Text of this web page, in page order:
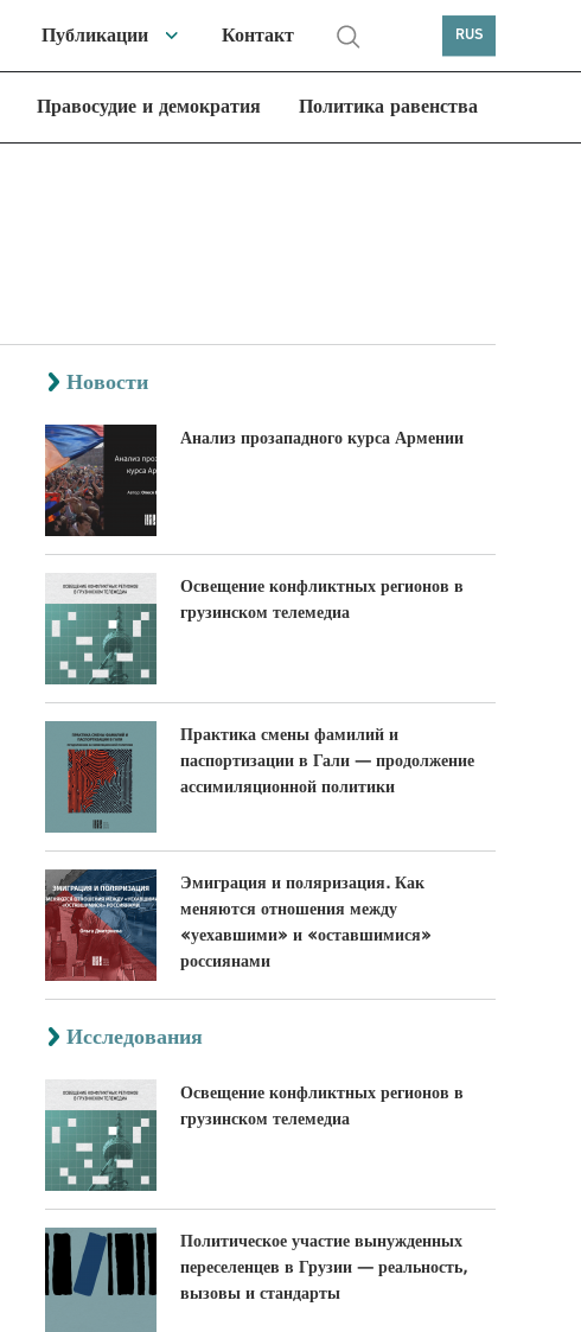
Публикации Контакт RUS
Правосудие и демократия Политика равенства
Новости
Анализ прозападного курса Армении
Освещение конфликтных регионов в
грузинском телемедиа
Практика смены фамилий и
паспортизации в Гали — продолжение
ассимиляционной политики
Эмиграция и поляризация. Как
меняются отношения между
«уехавшими» и «оставшимися»
россиянами
Исследования
Освещение конфликтных регионов в
грузинском телемедиа
Политическое участие вынужденных
переселенцев в Грузии — реальность,
вызовы и стандарты